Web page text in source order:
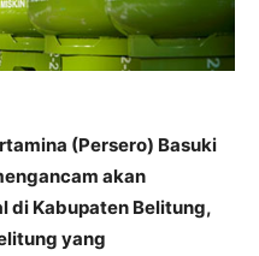
(Persero) Basuki
akan
di Kabupaten Belitung,
yang